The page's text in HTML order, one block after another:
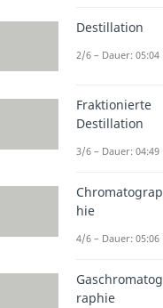
Destillation
2/6 – Dauer: 05:04
Fraktionierte
Destillation
3/6 – Dauer: 04:49
Chromatograp
hie
4/6 – Dauer: 05:06
Gaschromatog
raphie